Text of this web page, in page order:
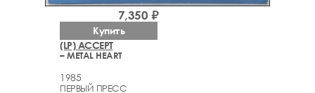
(LP) ACCEPT
– METAL HEART
1985
ПЕРВЫЙ ПРЕСС
7,350 ₽
Купить